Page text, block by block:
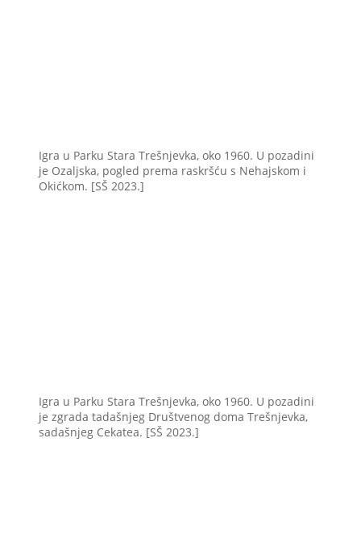
Igra u Parku Stara Trešnjevka, oko 1960. U pozadini
je Ozaljska, pogled prema raskršću s Nehajskom i
Okićkom. [SŠ 2023.]
Igra u Parku Stara Trešnjevka, oko 1960. U pozadini
je zgrada tadašnjeg Društvenog doma Trešnjevka,
sadašnjeg Cekatea. [SŠ 2023.]